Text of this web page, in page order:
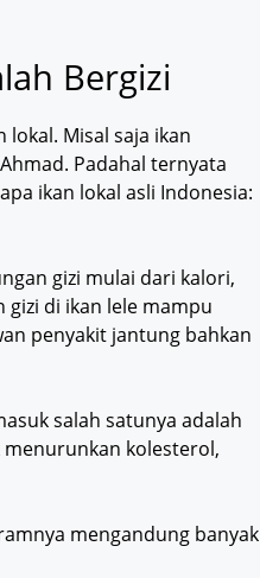
Bergizi
Misal saja ikan
Padahal ternyata
ikan lokal asli Indonesia:
gizi mulai dari kalori,
gizi di ikan lele mampu
penyakit jantung bahkan
salah satunya adalah
menurunkan kolesterol,
mengandung banyak